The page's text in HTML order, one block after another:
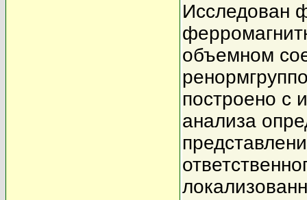
Исследован
объемном
построено с
анализа